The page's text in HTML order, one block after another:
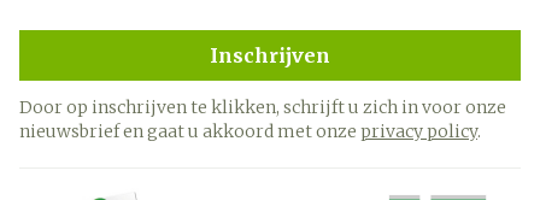
Inschrijven
Door op inschrijven te klikken, schrijft u zich in voor onze
nieuwsbrief en gaat u akkoord met onze privacy policy.